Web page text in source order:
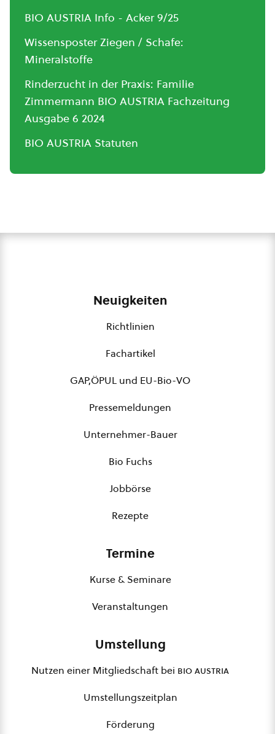
BIO AUSTRIA Info - Acker 9/25
Wissensposter Ziegen / Schafe:
Mineralstoffe
Rinderzucht in der Praxis: Familie
Zimmermann BIO AUSTRIA Fachzeitung
Ausgabe 6 2024
BIO AUSTRIA Statuten
Neuigkeiten
Richtlinien
Fachartikel
GAP,ÖPUL und EU-Bio-VO
Pressemeldungen
Unternehmer-Bauer
Bio Fuchs
Jobbörse
Rezepte
Termine
Kurse & Seminare
Veranstaltungen
Umstellung
Nutzen einer Mitgliedschaft bei bio austria
Umstellungszeitplan
Förderung